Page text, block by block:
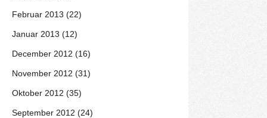
Februar 2013 (22)
Januar 2013 (12)
December 2012 (16)
November 2012 (31)
Oktober 2012 (35)
September 2012 (24)